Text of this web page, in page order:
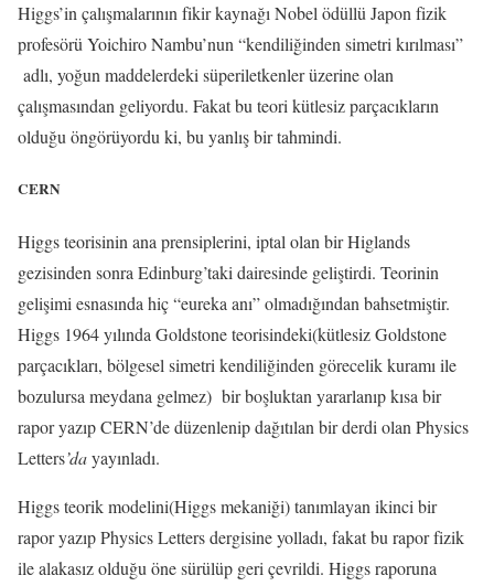
Higgs’in çalışmalarının fikir kaynağı Nobel ödüllü Japon fizik
profesörü Yoichiro Nambu’nun “kendiliğinden simetri kırılması”
adlı, yoğun maddelerdeki süperiletkenler üzerine olan
çalışmasından geliyordu. Fakat bu teori kütlesiz parçacıkların
olduğu öngörüyordu ki, bu yanlış bir tahmindi.
CERN
Higgs teorisinin ana prensiplerini, iptal olan bir Higlands
gezisinden sonra Edinburg’taki dairesinde geliştirdi. Teorinin
gelişimi esnasında hiç “eureka anı” olmadığından bahsetmiştir.
Higgs 1964 yılında Goldstone teorisindeki(kütlesiz Goldstone
parçacıkları, bölgesel simetri kendiliğinden görecelik kuramı ile
bozulursa meydana gelmez) bir boşluktan yararlanıp kısa bir
rapor yazıp CERN’de düzenlenip dağıtılan bir derdi olan Physics
Letters’dayayınladı.
Higgs teorik modelini(Higgs mekaniği) tanımlayan ikinci bir
rapor yazıp Physics Letters dergisine yolladı, fakat bu rapor fizik
ile alakasız olduğu öne sürülüp geri çevrildi. Higgs raporuna